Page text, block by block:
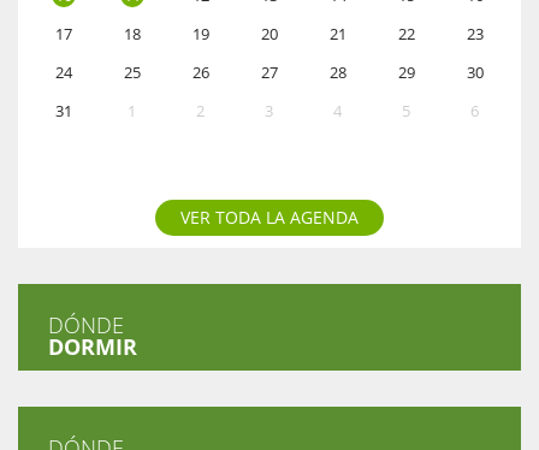
17
18 19 20 21 22
23
24
25 26 27 28 29
30
31
1 2 3 4 5 6
VER TODA LA AGENDA
DÓNDE
DORMIR